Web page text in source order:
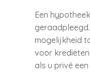
Een
mogelijkheid
voor
als u privé